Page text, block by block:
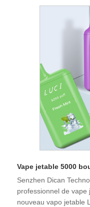
Vape jetable 5000
Senzhen Dican
professionnel de vape
nouveau vapo jetable